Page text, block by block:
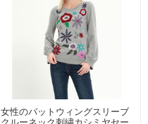
女性のバットウィングスリーブ